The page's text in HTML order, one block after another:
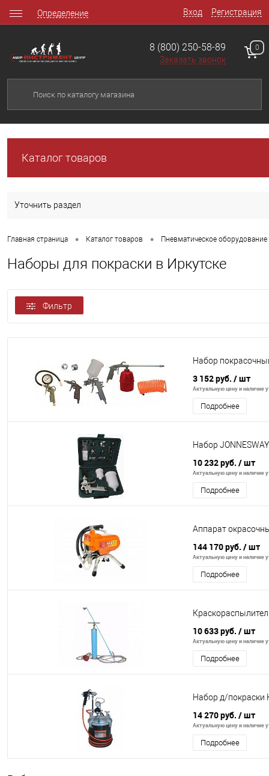
Вход Регистрация
Определение
8 (800) 250-58-89
Заказать звонок
0
Каталог товаров
Уточнить раздел
Главная страница • Каталог товаров • Пневматическое оборудование
Наборы для покраски в Иркутске
Фильтр
Набор
3 152 руб. / шт
Актуальную цену и наличие
Подробнее
Набор
10 232 руб. / шт
Актуальную цену и наличие
Подробнее
Аппарат
144 170 руб. / шт
Актуальную цену и наличие
Подробнее
10 633 руб. / шт
Актуальную цену и наличие
Подробнее
Набор д/покраски
14 270 руб. / шт
Актуальную цену и наличие
Подробнее